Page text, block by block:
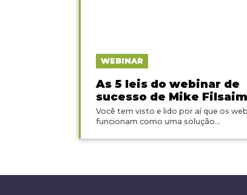
WEBINAR
As 5 leis do webinar de
sucesso de Mike
Você tem visto e lido por aí que os
funcionam como uma solução...